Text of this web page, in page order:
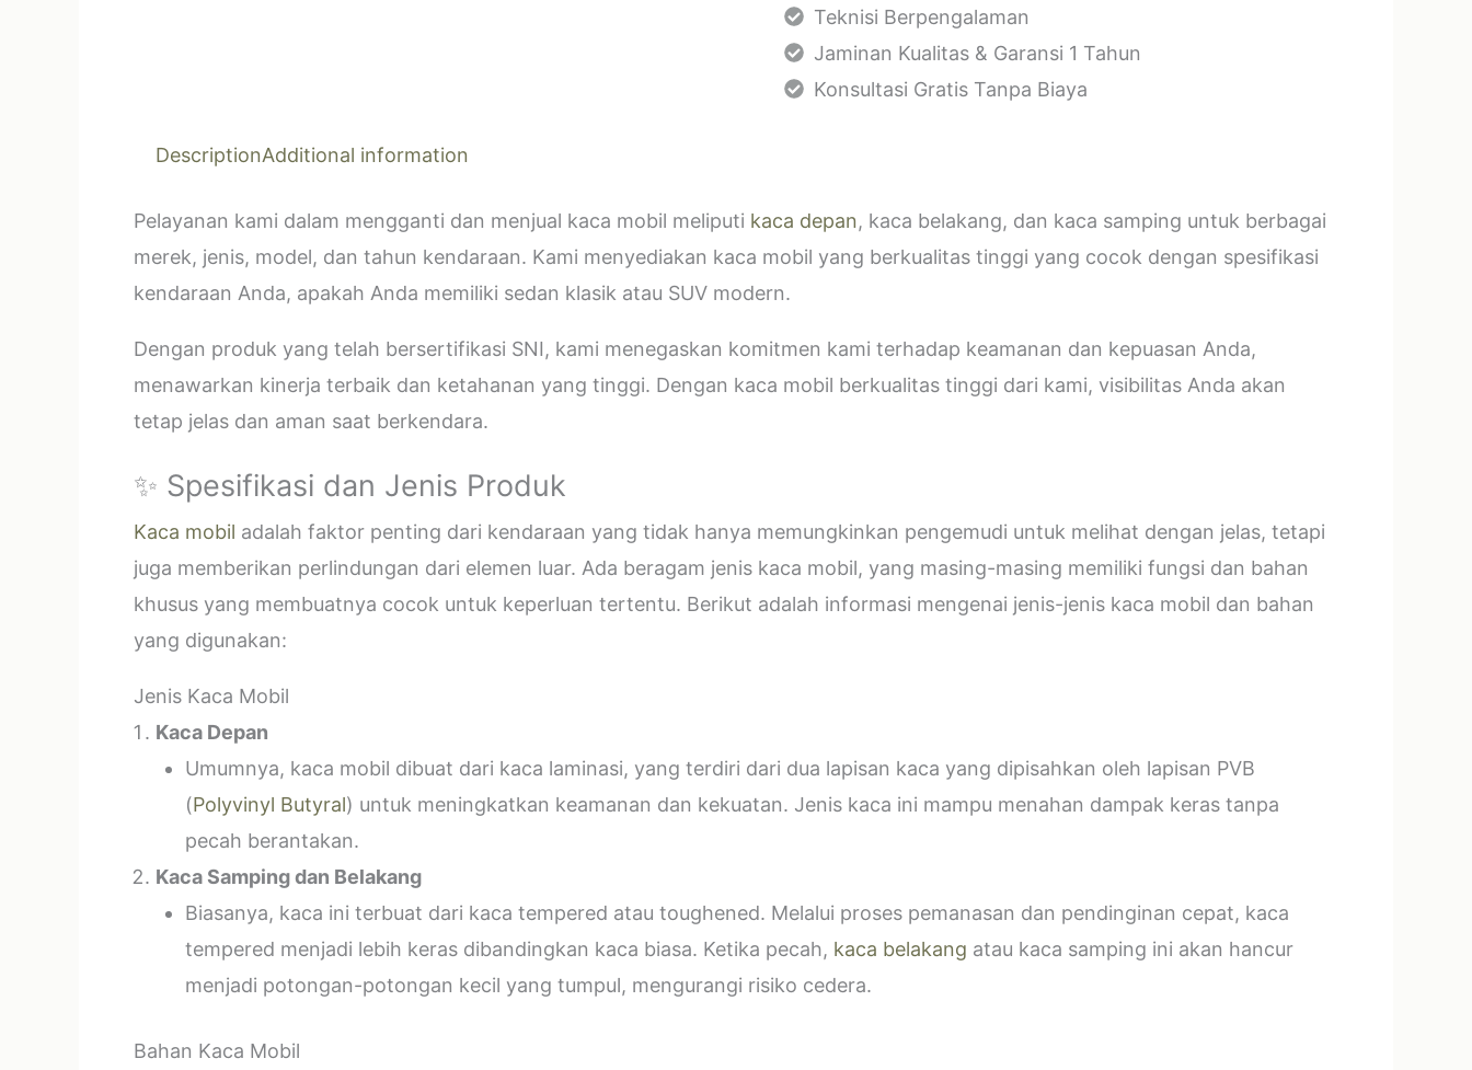
Teknisi Berpengalaman
Jaminan Kualitas & Garansi 1 Tahun
Konsultasi Gratis Tanpa Biaya
DescriptionAdditional information
Pelayanan kami dalam mengganti dan menjual kaca mobil meliputi kaca depan, kaca belakang, dan kaca samping untuk berbagai
merek, jenis, model, dan tahun kendaraan. Kami menyediakan kaca mobil yang berkualitas tinggi yang cocok dengan spesifikasi
kendaraan Anda, apakah Anda memiliki sedan klasik atau SUV modern.
Dengan produk yang telah bersertifikasi SNI, kami menegaskan komitmen kami terhadap keamanan dan kepuasan Anda,
menawarkan kinerja terbaik dan ketahanan yang tinggi. Dengan kaca mobil berkualitas tinggi dari kami, visibilitas Anda akan
tetap jelas dan aman saat berkendara.
✨ Spesifikasi dan Jenis Produk
Kaca mobil adalah faktor penting dari kendaraan yang tidak hanya memungkinkan pengemudi untuk melihat dengan jelas, tetapi
juga memberikan perlindungan dari elemen luar. Ada beragam jenis kaca mobil, yang masing-masing memiliki fungsi dan bahan
khusus yang membuatnya cocok untuk keperluan tertentu. Berikut adalah informasi mengenai jenis-jenis kaca mobil dan bahan
yang digunakan:
Jenis Kaca Mobil
Kaca Depan
Umumnya, kaca mobil dibuat dari kaca laminasi, yang terdiri dari dua lapisan kaca yang dipisahkan oleh lapisan PVB
(Polyvinyl Butyral) untuk meningkatkan keamanan dan kekuatan. Jenis kaca ini mampu menahan dampak keras tanpa
pecah berantakan.
Kaca Samping dan Belakang
Biasanya, kaca ini terbuat dari kaca tempered atau toughened. Melalui proses pemanasan dan pendinginan cepat, kaca
tempered menjadi lebih keras dibandingkan kaca biasa. Ketika pecah, kaca belakang atau kaca samping ini akan hancur
menjadi potongan-potongan kecil yang tumpul, mengurangi risiko cedera.
Bahan Kaca Mobil